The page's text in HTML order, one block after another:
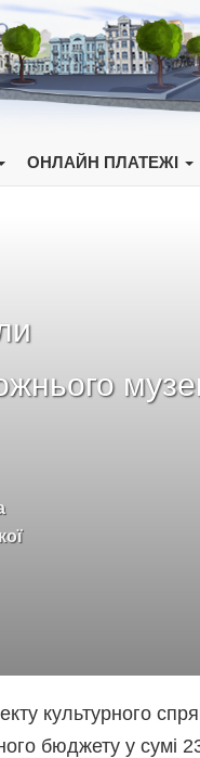
ОНЛАЙН ПЛАТЕЖІ
культурного
бюджету у сумі